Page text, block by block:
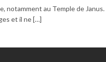
notamment au Temple de Janus.
et il ne […]